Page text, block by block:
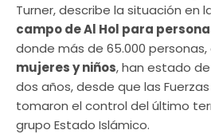
Turner, describe la situación en
campo de Al Hol para
donde más de 65.000 personas,
mujeres y niños, han estado
dos años, desde que las
tomaron el control del último
grupo Estado Islámico.